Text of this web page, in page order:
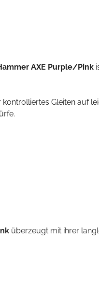
AXE Purple/Pink
Gleiten auf
überzeugt mit ihrer